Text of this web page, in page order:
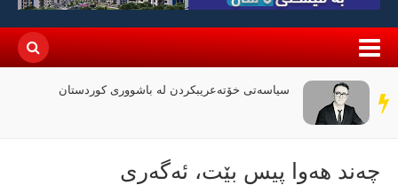
سەر
دێڕ
سیاسەتی خۆتەعریبکردن لە باشووری کوردستان
چەند هەوا پیس بێت، ئەگەری